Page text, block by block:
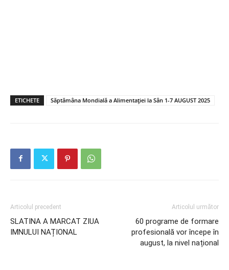
ETICHETE Săptămâna Mondială a Alimentației la Sân 1-7 AUGUST 2025
Articolul precedent
SLATINA A MARCAT ZIUA
IMNULUI NAȚIONAL
Articolul următor
60 programe de formare
profesională vor începe în
august, la nivel național